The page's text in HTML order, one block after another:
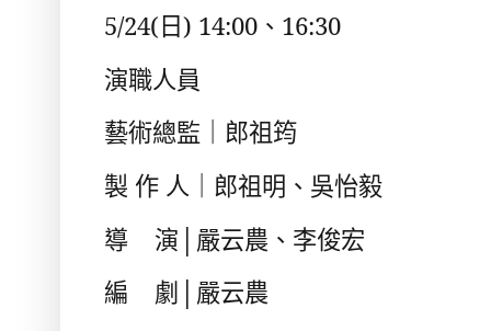
5/24(日) 14:00 、 16:30
演職人員
藝術總監｜郎祖筠
製 作 人｜郎祖明、吳怡毅
導
演 嚴云農、李俊宏
編
劇 嚴云農